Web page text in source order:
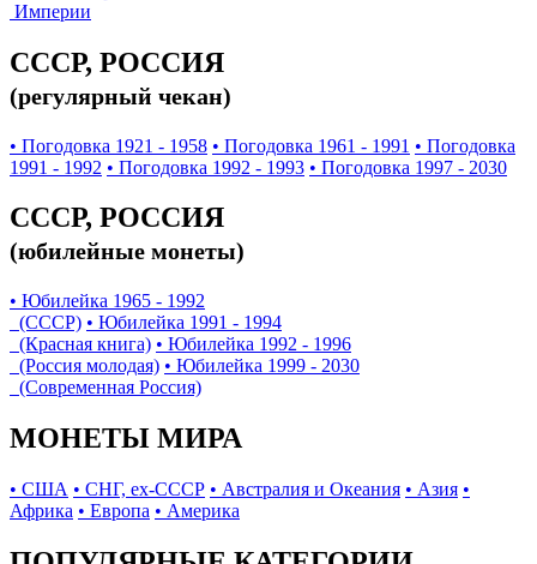
Империи
СССР, РОССИЯ
(регулярный чекан)
• Погодовка 1921 - 1958 • Погодовка 1961 - 1991 • Погодовка
1991 - 1992 • Погодовка 1992 - 1993 • Погодовка 1997 - 2030
СССР, РОССИЯ
(юбилейные монеты)
• Юбилейка 1965 - 1992
(СССР) • Юбилейка 1991 - 1994
(Красная книга) • Юбилейка 1992 - 1996
(Россия молодая) • Юбилейка 1999 - 2030
(Современная Россия)
МОНЕТЫ МИРА
• США • СНГ, ex-СССР • Австралия и Океания • Азия •
Африка • Европа • Америка